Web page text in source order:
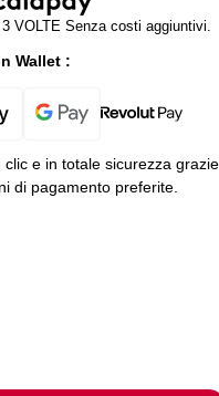
VOLTE Senza costi aggiuntivi.
Wallet :
e in totale sicurezza grazie
di pagamento preferite.